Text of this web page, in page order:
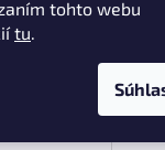
tohto webu
tu.